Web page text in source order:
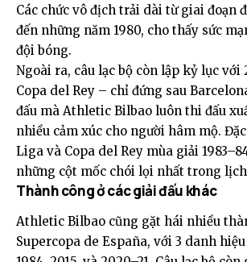
Các chức vô địch trải dài từ giai đoạn
đến những năm 1980, cho thấy sức
đội bóng.
Ngoài ra, câu lạc bộ còn lập kỷ lục với
Copa del Rey – chỉ đứng sau
đấu mà Athletic Bilbao luôn thi đấu
nhiều cảm xúc cho người hâm mộ.
Liga và Copa del Rey mùa giải
những cột mốc chói lọi nhất trong
Thành công ở các giải đấu khác
Athletic Bilbao cũng gặt hái nhiều
Supercopa de España, với 3 danh